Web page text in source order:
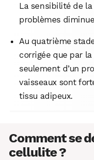
La sensibilité de
problèmes
Au quatrième
corrigée que par la
seulement d’un
vaisseaux sont
tissu adipeux.
Comment se
cellulite ?